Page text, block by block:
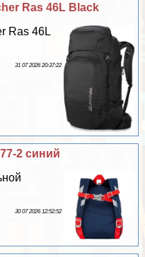
Ras 46L Black
Ras 46L
31 07 2026 20:37:22
2 синий
30 07 2026 12:52:52